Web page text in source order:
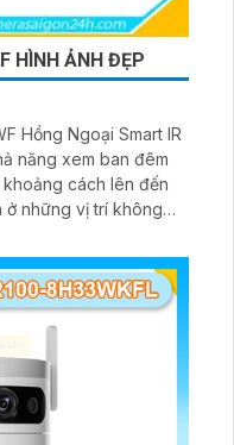
HÌNH ẢNH ĐẸP
Hồng Ngoại Smart IR
năng xem ban đêm
cách lên đến
đẹp